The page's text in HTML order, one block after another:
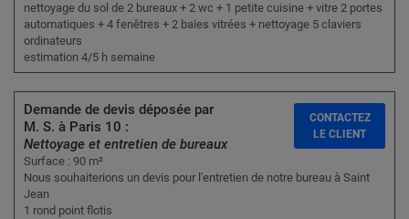
nettoyage du sol de 2 bureaux + 2 wc + 1 petite cuisine + vitre 2 portes
automatiques + 4 fenêtres + 2 baies vitrées + nettoyage 5 claviers
ordinateurs
estimation 4/5 h semaine
Demande de devis déposée par
M. S. à Paris 10 :
Nettoyage et entretien de bureaux
Surface : 90 m²
Nous souhaiterions un devis pour l'entretien de notre bureau à Saint
Jean
1 rond point flotis
CONTACTEZ
LE CLIENT